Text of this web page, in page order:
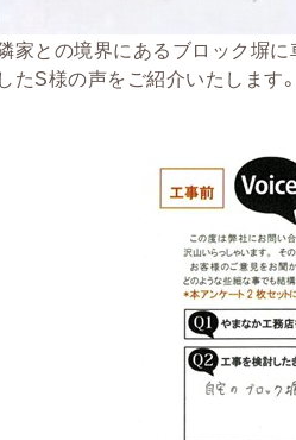
家との境界にあるブロック塀
たS様の声をご紹介いたします。